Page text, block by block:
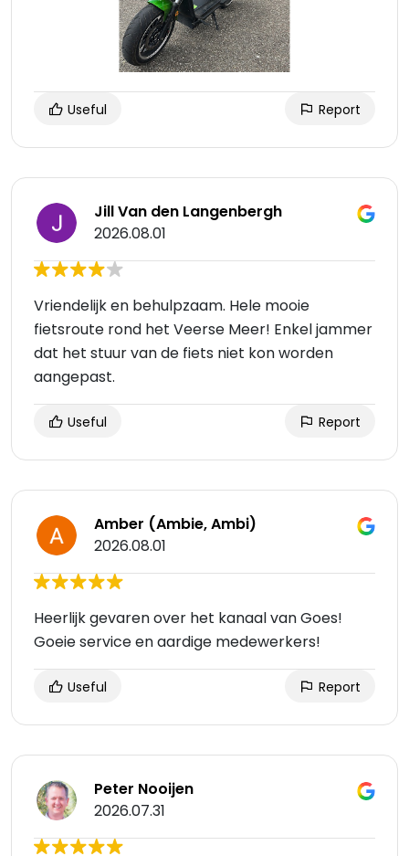
Useful Report
Jill Van den Langenbergh
2026.08.01
Vriendelijk en behulpzaam. Hele mooie
fietsroute rond het Veerse Meer! Enkel jammer
dat het stuur van de fiets niet kon worden
aangepast.
Useful Report
Amber (Ambie, Ambi)
2026.08.01
Heerlijk gevaren over het kanaal van Goes!
Goeie service en aardige medewerkers!
Useful Report
Peter Nooijen
2026.07.31